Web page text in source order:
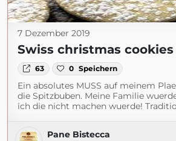
7 Dezember 2019
Swiss christmas
63 0 Speichern
Ein absolutes MUSS auf meinem
die Spitzbuben. Meine Familie
ich die nicht machen wuerde!
Pane Bistecca